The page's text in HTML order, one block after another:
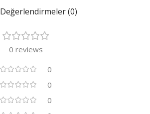
Değerlendirmeler (0)
0 reviews
0
0
0